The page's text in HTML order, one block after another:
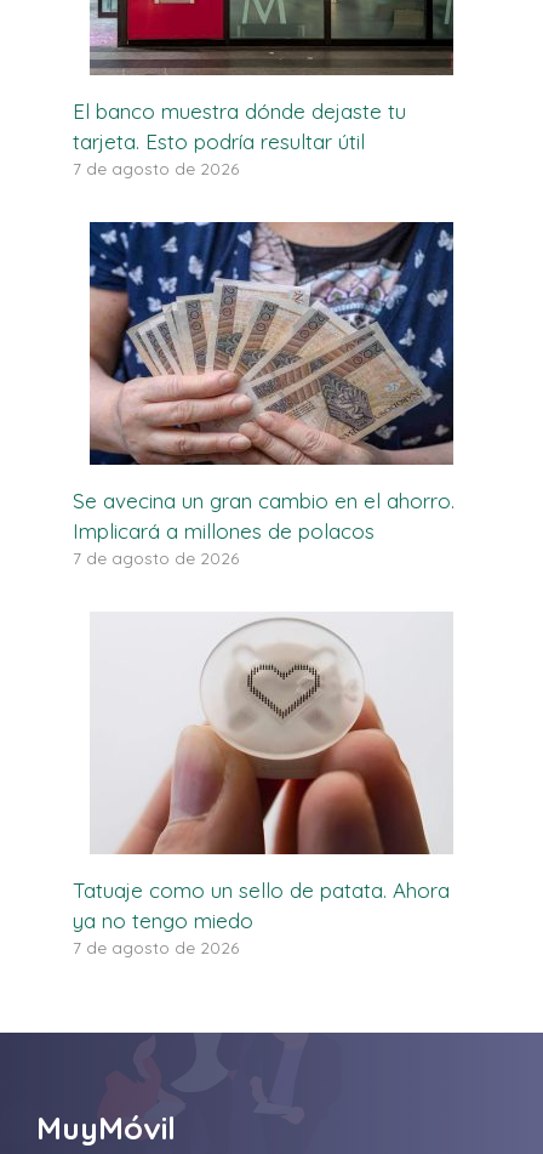
El banco muestra dónde dejaste tu
tarjeta. Esto podría resultar útil
7 de agosto de 2026
Se avecina un gran cambio en el ahorro.
Implicará a millones de polacos
7 de agosto de 2026
Tatuaje como un sello de patata. Ahora
ya no tengo miedo
7 de agosto de 2026
MuyMóvil